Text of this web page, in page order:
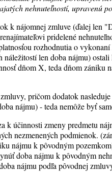
nehnuteľností, upravenú
k nájomnej zmluve (ďalej len
pridelené
rozhodnutia o
len doba nájmu)
dňom X, teda dňom zániku
pričom dodatok
nájmu) - teda nemôže byť
účinnosti zmeny predmetu
nezmenených podmienok.
nájmu k pôvodným
doba nájmu k pôvodným
nájmu podľa pôvodnej